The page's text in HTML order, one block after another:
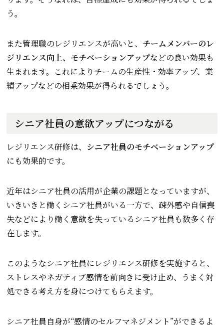
う。
また管理職のレジリエンスが高いと、 チームメンバーのレ
ジリエンス向上、モチベーションアップなどの良い効果も
生まれます。これによりチームの生産性・効率アップ、業
績アップなどの相乗効果が得られるでしょう。
シニア社員の意欲アップにつながる
レジリエンス研修は、 シニア社員のモチベーションアップ
にも効果的です。
近年はシニア社員の活用が企業の課題となっていますが、
いきいきと働くシニア社員がいる一方で、疎外感や自信喪
失などにより働く意欲を失っているシニア社員も数多く存
在します。
このようなシニア社員にレジリエンス研修を実施すると、
ストレスやネガティブ感情を前向きに受け止め、うまく対
処できる考え方を身につけてもらえます。
シニア社員自身が“感情のセルフマネジメント”ができるよ